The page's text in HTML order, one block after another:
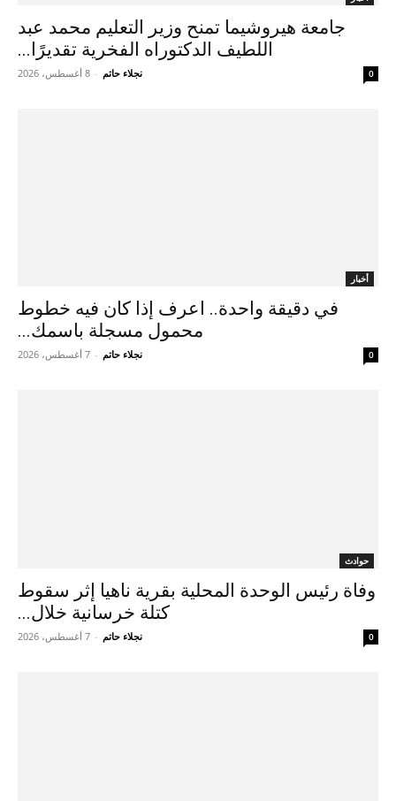
جامعة هيروشيما تمنح وزير التعليم محمد عبد
اللطيف الدكتوراه الفخرية تقديرًا...
نجلاء حاتم - 8 أغسطس، 2026 0
أخبار
في دقيقة واحدة.. اعرف إذا كان فيه خطوط
محمول مسجلة باسمك...
نجلاء حاتم - 7 أغسطس، 2026 0
حوادث
وفاة رئيس الوحدة المحلية بقرية ناهيا إثر سقوط
كتلة خرسانية خلال...
نجلاء حاتم - 7 أغسطس، 2026 0